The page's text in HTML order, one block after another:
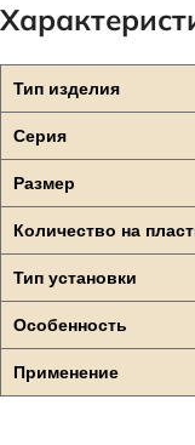
Тип изделия
Серия
Размер
Количество на
Тип установки
Особенность
Применение